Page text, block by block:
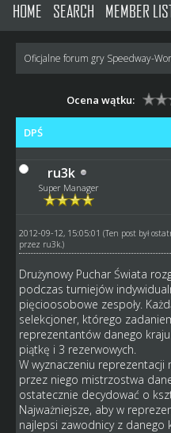
HOME SEARCH MEMBER
Oficjalne forum gry Speedway-
Ocena wątku:
DPŚ
ru3k
Super Manager
2012-09-12, 15:05:01 (Ten post był
przez ru3k.)
Drużynowy Puchar Świata
podczas turniejów
pięcioosobowe zespoły.
selekcjoner, którego
reprezentantów danego
piątkę i 3 rezerwowych.
W wyznaczeniu
przez niego mistrzostwa
ostatecznie decydować o
Najważniejsze, aby w
najlepsi zawodnicy z danego